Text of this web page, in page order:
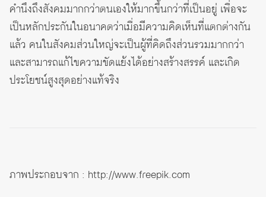
คำนึงถึงสังคมมากกว่าตนเองให้มากขึ้นกว่าที่เป็นอยู่ เพื่อจะ
เป็นหลักประกันในอนาคตว่าเมื่อมีความคิดเห็นที่แตกต่างกัน
แล้ว คนในสังคมส่วนใหญ่จะเป็นผู้ที่คิดถึงส่วนรวมมากกว่า
และสามารถแก้ไขความขัดแย้งได้อย่างสร้างสรรค์ และเกิด
ประโยชน์สูงสุดอย่างแท้จริง
ภาพประกอบจาก : http://www.freepik.com